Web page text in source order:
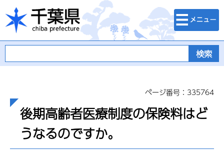
千葉県
検索・メニュ
ー
ページ番号：335764
後期高齢者医療制度の保険料はど
うなるのですか。